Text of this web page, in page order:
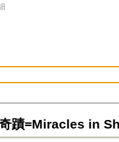
蹟=Miracles in